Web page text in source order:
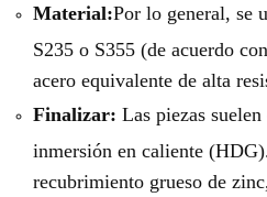
Material:Por lo general, se
S235 o S355 (de acuerdo
acero equivalente de alta
Finalizar: Las piezas
inmersión en caliente
recubrimiento grueso de